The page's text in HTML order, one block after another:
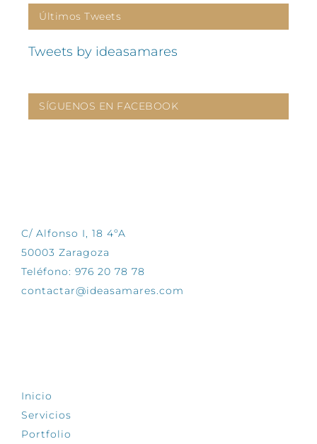
Últimos Tweets
Tweets by ideasamares
SÍGUENOS EN FACEBOOK
C/ Alfonso I, 18 4ºA
50003 Zaragoza
Teléfono: 976 20 78 78
contactar@ideasamares.com
Inicio
Servicios
Portfolio